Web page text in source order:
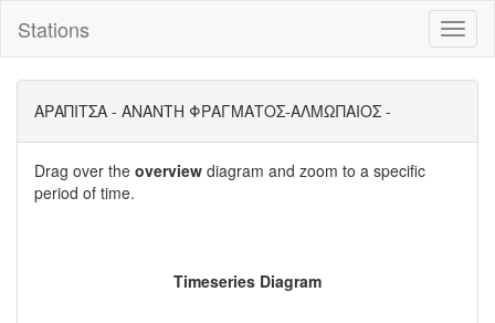
Stations
ΑΡΑΠΙΤΣΑ - ΑΝΑΝΤΗ ΦΡΑΓΜΑΤΟΣ-ΑΛΜΩΠΑΙΟΣ -
Drag over the overview diagram and zoom to a specific
period of time.
Timeseries Diagram